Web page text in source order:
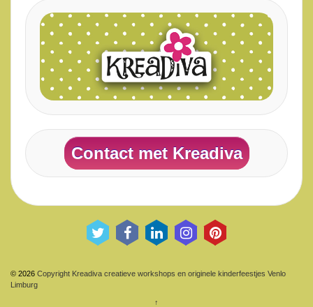
Contact met Kreadiva
© 2026 Copyright Kreadiva creatieve workshops en originele kinderfeestjes Venlo
Limburg
↑